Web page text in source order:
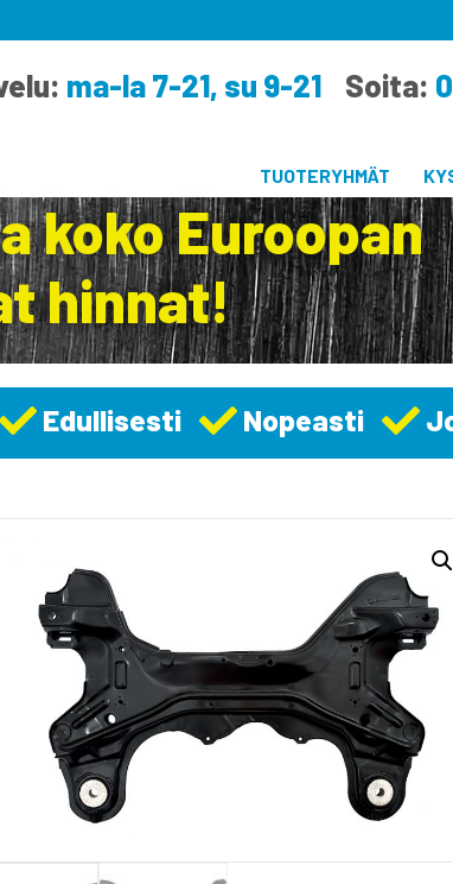
ma-la 7-21, su 9-21 Soita:
TUOTERYHMÄT
koko Euroopan
hinnat!
Edullisesti Nopeasti